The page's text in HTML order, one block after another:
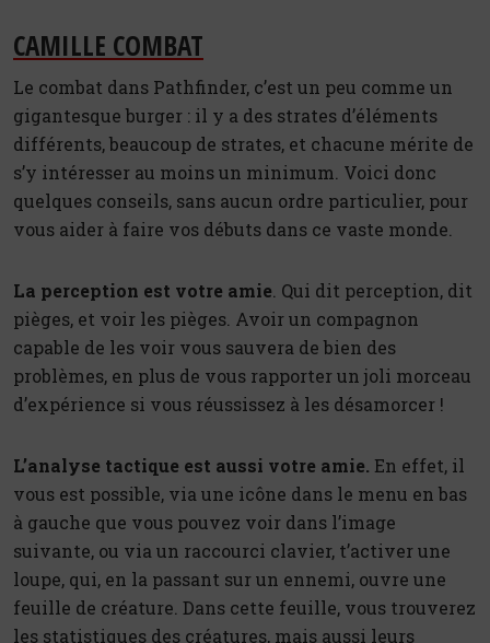
CAMILLE COMBAT
Le combat dans Pathfinder, c’est un peu comme un
gigantesque burger : il y a des strates d’éléments
différents, beaucoup de strates, et chacune mérite de
s’y intéresser au moins un minimum. Voici donc
quelques conseils, sans aucun ordre particulier, pour
vous aider à faire vos débuts dans ce vaste monde.
La perception est votre amie. Qui dit perception, dit
pièges, et voir les pièges. Avoir un compagnon
capable de les voir vous sauvera de bien des
problèmes, en plus de vous rapporter un joli morceau
d’expérience si vous réussissez à les désamorcer !
L’analyse tactique est aussi votre amie. En effet, il
vous est possible, via une icône dans le menu en bas
à gauche que vous pouvez voir dans l’image
suivante, ou via un raccourci clavier, t’activer une
loupe, qui, en la passant sur un ennemi, ouvre une
feuille de créature. Dans cette feuille, vous trouverez
les statistiques des créatures, mais aussi leurs